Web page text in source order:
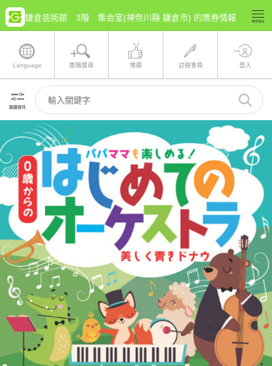
鎌倉芸術館 3階 集会室(神奈川縣 鎌倉市) 的票券情報
Language 進階搜尋 推薦 註冊會員 登入
篩選條件